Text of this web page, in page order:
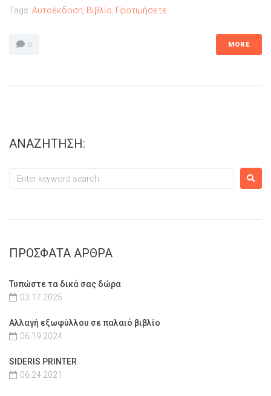
Tags: Αυτοέκδοση, Βιβλίο, Προτιμήσετε
0 MORE
ΑΝΑΖΗΤΗΣΗ:
ΠΡΟΣΦΑΤΑ ΑΡΘΡΑ
Τυπώστε τα δικά σας δώρα
03.17.2025
Αλλαγή εξωφύλλου σε παλαιό βιβλίο
06.19.2024
SIDERIS PRINTER
06.24.2021